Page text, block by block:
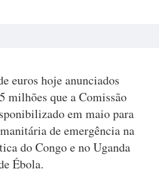
euros hoje anunciados
milhões que a Comissão
em maio para
de emergência na
do Congo e no Uganda
Ébola.